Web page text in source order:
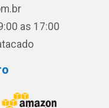
as 17:00